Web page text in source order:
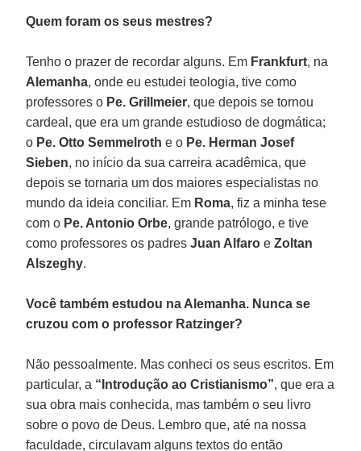
Quem foram os seus mestres?
Tenho o prazer de recordar alguns. Em Frankfurt, na
Alemanha, onde eu estudei teologia, tive como
professores o Pe. Grillmeier, que depois se tornou
cardeal, que era um grande estudioso de dogmática;
o Pe. Otto Semmelroth e o Pe. Herman Josef
Sieben, no início da sua carreira acadêmica, que
depois se tornaria um dos maiores especialistas no
mundo da ideia conciliar. Em Roma, fiz a minha tese
com o Pe. Antonio Orbe, grande patrólogo, e tive
como professores os padresJuan Alfaro eZoltan
Alszeghy.
Você também estudou na Alemanha. Nunca se
cruzou com o professor Ratzinger?
Não pessoalmente. Mas conheci os seus escritos. Em
particular, a “Introdução ao Cristianismo”, que era a
sua obra mais conhecida, mas também o seu livro
sobre o povo de Deus. Lembro que, até na nossa
faculdade, circulavam alguns textos do então